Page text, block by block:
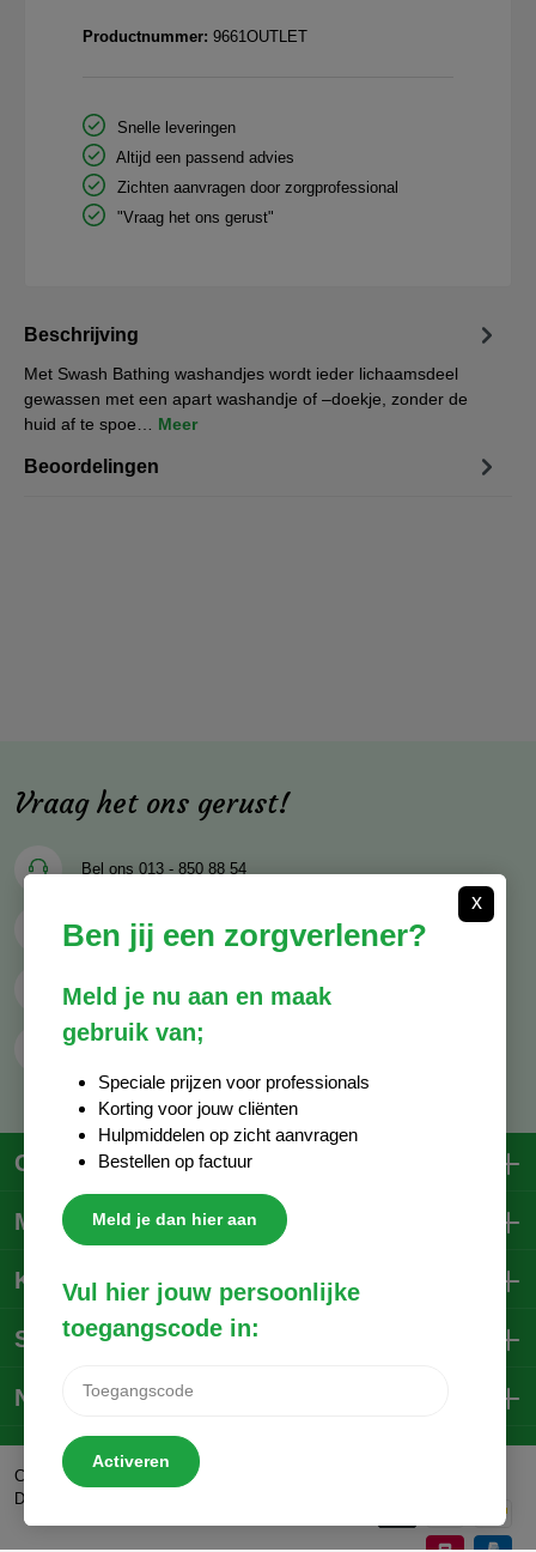
Productnummer: 9661OUTLET
Snelle leveringen
Altijd een passend advies
Zichten aanvragen door zorgprofessional
"Vraag het ons gerust"
Beschrijving
Met Swash Bathing washandjes wordt ieder lichaamsdeel
gewassen met een apart washandje of –doekje, zonder de
huid af te spoe… Meer
Beoordelingen
Vraag het ons gerust!
Bel ons 013 - 850 88 54
Mail onsinfo@decocare.nl
Whatsapp 06 - 81 38 59 03
Nieuwsbrief
Contactgegevens
Mijn account
Klantenservice
Social Media
Copyright © 2026
DecoCare B.V.
Trustpilot
x
Ben jij een zorgverlener?
Meld je nu aan en maak
gebruik van;
Speciale prijzen voor professionals
Korting voor jouw cliënten
Hulpmiddelen op zicht aanvragen
Bestellen op factuur
Meld je dan hier aan
Vul hier jouw persoonlijke
toegangscode in:
Activeren